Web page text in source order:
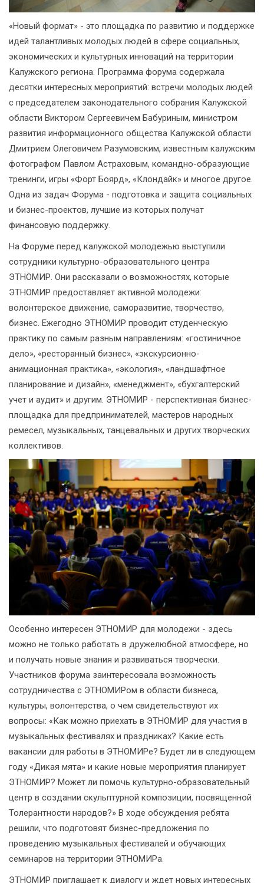
«Новый формат» - это площадка по развитию и поддержке
идей талантливых молодых людей в сфере социальных,
экономических и культурных инноваций на территории
Калужского региона. Программа форума содержала
десятки интересных мероприятий: встречи молодых людей
с председателем законодательного собрания Калужской
области Виктором Сергеевичем Бабуриным, министром
развития информационного общества Калужской области
Дмитрием Олеговичем Разумовским, известным калужским
фотографом Павлом Астраховым, командно-образующие
тренинги, игры «Форт Боярд», «Клондайк» и многое другое.
Одна из задач Форума - подготовка и защита социальных
и бизнес-проектов, лучшие из которых получат
финансовую поддержку.
На Форуме перед калужской молодежью выступили
сотрудники культурно-образовательного центра
ЭТНОМИР. Они рассказали о возможностях, которые
ЭТНОМИР предоставляет активной молодежи:
волонтерское движение, саморазвитие, творчество,
бизнес. Ежегодно ЭТНОМИР проводит студенческую
практику по самым разным направлениям: «гостиничное
дело», «ресторанный бизнес», «экскурсионно-
анимационная практика», «экология», «ландшафтное
планирование и дизайн», «менеджмент», «бухгалтерский
учет и аудит» и другим. ЭТНОМИР - перспективная бизнес-
площадка для предпринимателей, мастеров народных
ремесел, музыкальных, танцевальных и других творческих
коллективов.
Особенно интересен ЭТНОМИР для молодежи - здесь
можно не только работать в дружелюбной атмосфере, но
и получать новые знания и развиваться творчески.
Участников форума заинтересовала возможность
сотрудничества с ЭТНОМИРом в области бизнеса,
культуры, волонтерства, о чем свидетельствуют их
вопросы: «Как можно приехать в ЭТНОМИР для участия в
музыкальных фестивалях и праздниках? Какие есть
вакансии для работы в ЭТНОМИРе? Будет ли в следующем
году «Дикая мята» и какие новые мероприятия планирует
ЭТНОМИР? Может ли помочь культурно-образовательный
центр в создании скульптурной композиции, посвященной
Толерантности народов?» В ходе обсуждения ребята
решили, что подготовят бизнес-предложения по
проведению музыкальных фестивалей и обучающих
семинаров на территории ЭТНОМИРа.
ЭТНОМИР приглашает к диалогу и ждет новых интересных